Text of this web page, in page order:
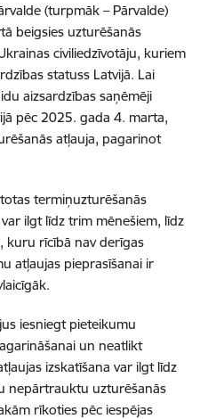
(turpmāk – Pārvalde)
beigsies uzturēšanās
civiliedzīvotāju, kuriem
statuss Latvijā. Lai
aizsardzības saņēmēji
pēc 2025. gada 4. marta,
atļauja, pagarinot
termiņuzturēšanās
ilgt līdz trim mēnešiem, līdz
kuru rīcībā nav derīgas
atļaujas pieprasīšanai ir
iesniegt pieteikumu
un neatlikt
izskatīšana var ilgt līdz
nepārtrauktu uzturēšanās
rīkoties pēc iespējas